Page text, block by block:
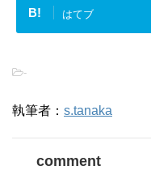
B! はてブ
-
執筆者： s.tanaka
comment